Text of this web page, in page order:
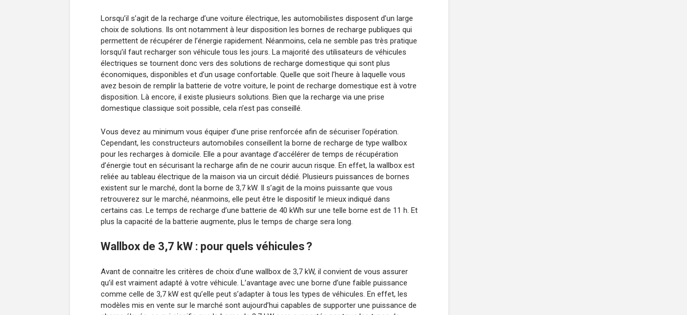
Lorsqu’il s’agit de la recharge d’une voiture électrique, les automobilistes disposent d’un large
choix de solutions. Ils ont notamment à leur disposition les bornes de recharge publiques qui
permettent de récupérer de l’énergie rapidement. Néanmoins, cela ne semble pas très pratique
lorsqu’il faut recharger son véhicule tous les jours. La majorité des utilisateurs de véhicules
électriques se tournent donc vers des solutions de recharge domestique qui sont plus
économiques, disponibles et d’un usage confortable. Quelle que soit l’heure à laquelle vous
avez besoin de remplir la batterie de votre voiture, le point de recharge domestique est à votre
disposition. Là encore, il existe plusieurs solutions. Bien que la recharge via une prise
domestique classique soit possible, cela n’est pas conseillé.
Vous devez au minimum vous équiper d’une prise renforcée afin de sécuriser l’opération.
Cependant, les constructeurs automobiles conseillent la borne de recharge de type wallbox
pour les recharges à domicile. Elle a pour avantage d’accélérer de temps de récupération
d’énergie tout en sécurisant la recharge afin de ne courir aucun risque. En effet, la wallbox est
reliée au tableau électrique de la maison via un circuit dédié. Plusieurs puissances de bornes
existent sur le marché, dont la borne de 3,7 kW. Il s’agit de la moins puissante que vous
retrouverez sur le marché, néanmoins, elle peut être le dispositif le mieux indiqué dans
certains cas. Le temps de recharge d’une batterie de 40 kWh sur une telle borne est de 11 h. Et
plus la capacité de la batterie augmente, plus le temps de charge sera long.
Wallbox de 3,7 kW : pour quels véhicules ?
Avant de connaitre les critères de choix d’une wallbox de 3,7 kW, il convient de vous assurer
qu’il est vraiment adapté à votre véhicule. L’avantage avec une borne d’une faible puissance
comme celle de 3,7 kW est qu’elle peut s’adapter à tous les types de véhicules. En effet, les
modèles mis en vente sur le marché sont aujourd’hui capables de supporter une puissance de